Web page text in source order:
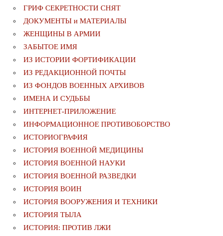
ГРИФ СЕКРЕТНОСТИ СНЯТ
ДОКУМЕНТЫ и МАТЕРИАЛЫ
ЖЕНЩИНЫ В АРМИИ
ЗАБЫТОЕ ИМЯ
ИЗ ИСТОРИИ ФОРТИФИКАЦИИ
ИЗ РЕДАКЦИОННОЙ ПОЧТЫ
ИЗ ФОНДОВ ВОЕННЫХ АРХИВОВ
ИМЕНА И СУДЬБЫ
ИНТЕРНЕТ-ПРИЛОЖЕНИЕ
ИНФОРМАЦИОННОЕ ПРОТИВОБОРСТВО
ИСТОРИОГРАФИЯ
ИСТОРИЯ ВОЕННОЙ МЕДИЦИНЫ
ИСТОРИЯ ВОЕННОЙ НАУКИ
ИСТОРИЯ ВОЕННОЙ РАЗВЕДКИ
ИСТОРИЯ ВОИН
ИСТОРИЯ ВООРУЖЕНИЯ И ТЕХНИКИ
ИСТОРИЯ ТЫЛА
ИСТОРИЯ: ПРОТИВ ЛЖИ